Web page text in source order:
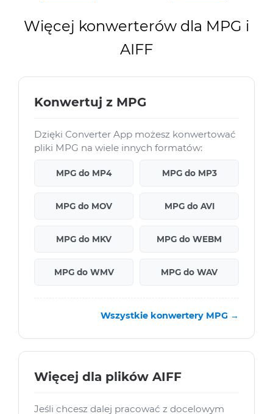
Więcej konwerterów dla MPG i
AIFF
Konwertuj z MPG
Dzięki Converter App możesz konwertować
pliki MPG na wiele innych formatów:
MPG do MP4 MPG do MP3
MPG do MOV MPG do AVI
MPG do MKV MPG do WEBM
MPG do WMV MPG do WAV
Wszystkie konwertery MPG →
Więcej dla plików AIFF
Jeśli chcesz dalej pracować z docelowym